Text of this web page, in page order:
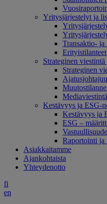
Yritysjärjestelyt ja
Transaktio-
Erityistilanteet
Strateginen
Strateginen
Kestävyys ja ESG-
Kestävyys ja
ESG –
Raportointi ja
Asiakkaitamme
Ajankohtaista
Yhteydenotto
fi
en